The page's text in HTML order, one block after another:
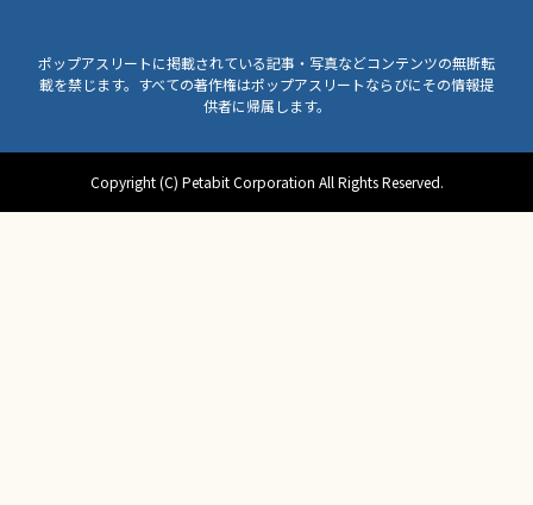
ポップアスリートに掲載されている記事・写真などコンテンツの無断転
載を禁じます。すべての著作権はポップアスリートならびにその情報提
供者に帰属します。
Copyright (C) Petabit Corporation All Rights Reserved.